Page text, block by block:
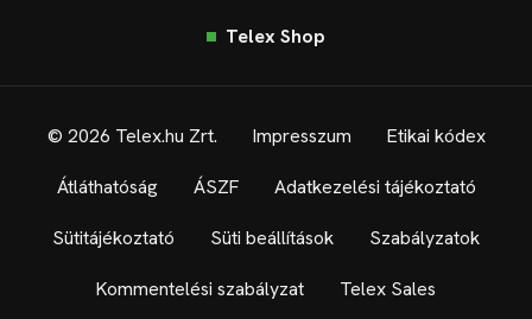
Telex Shop
© 2026 Telex.hu Zrt. Impresszum Etikai kódex
Átláthatóság ÁSZF Adatkezelési tájékoztató
Sütitájékoztató Süti beállítások Szabályzatok
Kommentelési szabályzat Telex Sales